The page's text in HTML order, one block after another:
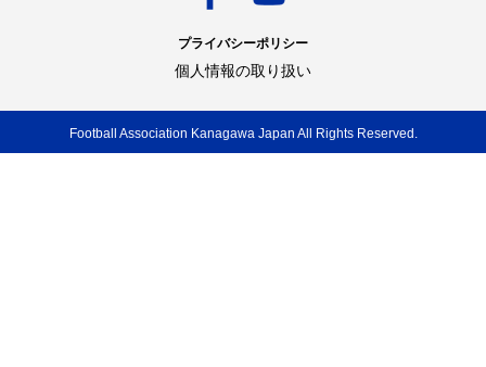
プライバシーポリシー
個人情報の取り扱い
Football Association Kanagawa Japan All Rights Reserved.